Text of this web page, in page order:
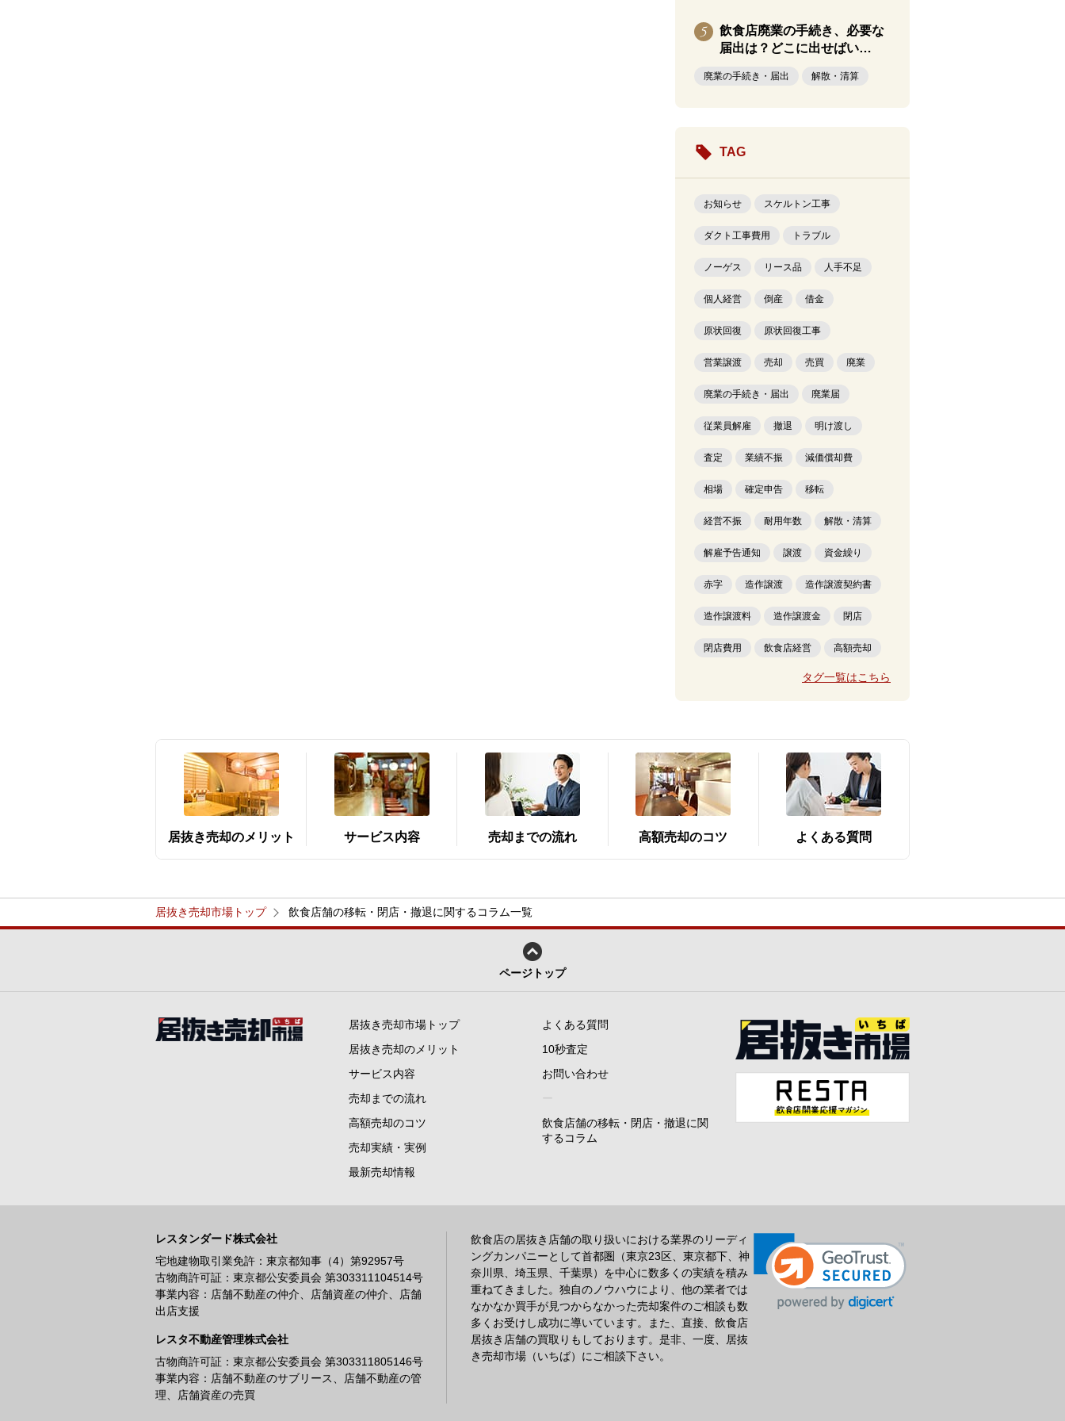
飲食店廃業の手続き、必要な
届出は？どこに出せばい…
廃業の手続き・届出 解散・清算
TAG
お知らせ スケルトン工事
ダクト工事費用 トラブル
ノーゲス リース品 人手不足
個人経営 倒産 借金
原状回復 原状回復工事
営業譲渡 売却 売買 廃業
廃業の手続き・届出 廃業届
従業員解雇 撤退 明け渡し
査定 業績不振 減価償却費
相場 確定申告 移転
経営不振 耐用年数 解散・清算
解雇予告通知 譲渡 資金繰り
赤字 造作譲渡 造作譲渡契約書
造作譲渡料 造作譲渡金 閉店
閉店費用 飲食店経営 高額売却
タグ一覧はこちら
居抜き売却のメリット サービス内容 売却までの流れ 高額売却のコツ よくある質問
居抜き売却市場トップ 飲食店舗の移転・閉店・撤退に関するコラム一覧
ページトップ
居抜き売却市場トップ
居抜き売却のメリット
サービス内容
売却までの流れ
高額売却のコツ
売却実績・実例
最新売却情報
よくある質問
10秒査定
お問い合わせ
ー
飲食店舗の移転・閉店・撤退に関
するコラム
レスタンダード株式会社
宅地建物取引業免許：東京都知事（4）第92957号
古物商許可証：東京都公安委員会 第303311104514号
事業内容：店舗不動産の仲介、店舗資産の仲介、店舗
出店支援
レスタ不動産管理株式会社
古物商許可証：東京都公安委員会 第303311805146号
事業内容：店舗不動産のサブリース、店舗不動産の管
理、店舗資産の売買
飲食店の居抜き店舗の取り扱いにおける業界のリーディ
ングカンパニーとして首都圏（東京23区、東京都下、神
奈川県、埼玉県、千葉県）を中心に数多くの実績を積み
重ねてきました。独自のノウハウにより、他の業者では
なかなか買手が見つからなかった売却案件のご相談も数
多くお受けし成功に導いています。また、直接、飲食店
居抜き店舗の買取りもしております。是非、一度、居抜
き売却市場（いちば）にご相談下さい。